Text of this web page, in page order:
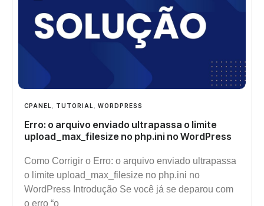
CPANEL TUTORIAL WORDPRESS
Erro: o arquivo enviado ultrapassa o limite
upload_max_filesize no php.ini no WordPress
Como Corrigir o Erro: o arquivo enviado ultrapassa
o limite upload_max_filesize no php.ini no
WordPress Introdução Se você já se deparou com
o erro “o